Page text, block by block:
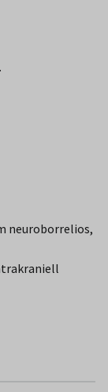
neuroborrelios,